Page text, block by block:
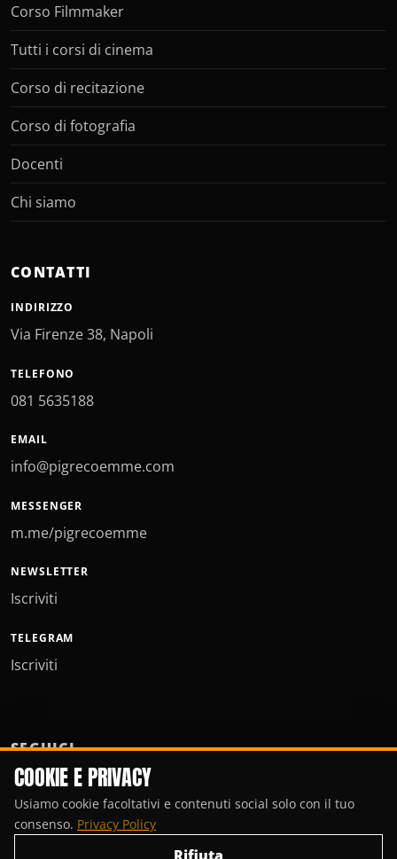
Corso Filmmaker
Tutti i corsi di cinema
Corso di recitazione
Corso di fotografia
Docenti
Chi siamo
CONTATTI
INDIRIZZO
Via Firenze 38, Napoli
TELEFONO
081 5635188
EMAIL
info@pigrecoemme.com
MESSENGER
m.me/pigrecoemme
NEWSLETTER
Iscriviti
TELEGRAM
Iscriviti
SEGUICI
COOKIE E PRIVACY
Usiamo cookie facoltativi e contenuti social solo con il tuo
consenso. Privacy Policy